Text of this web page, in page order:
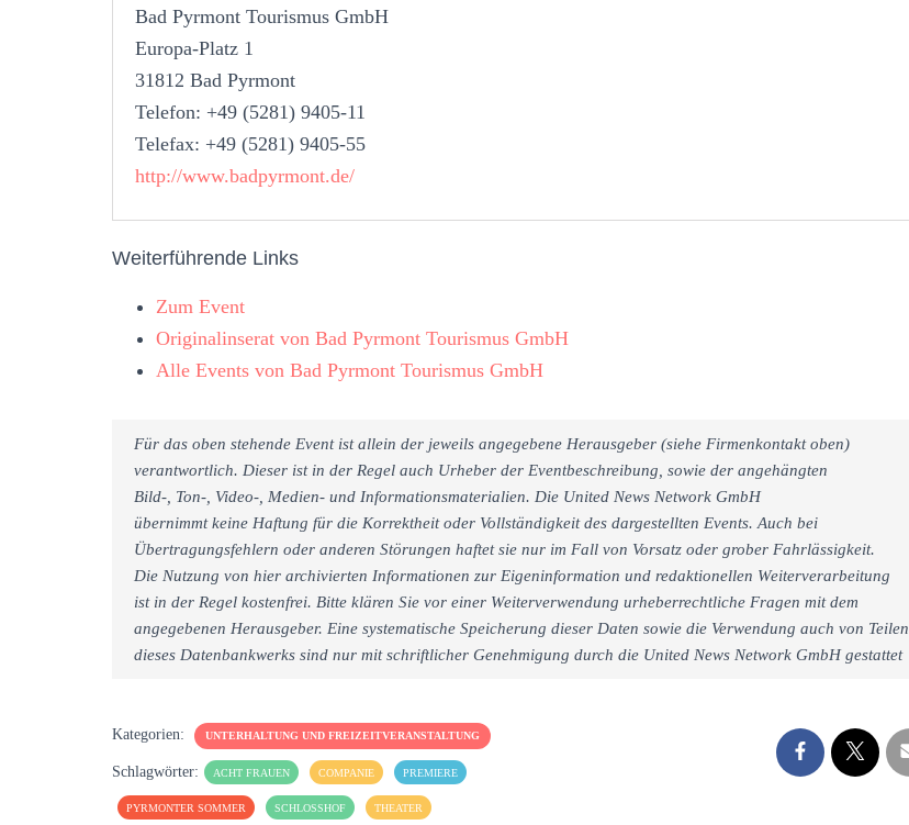
Bad Pyrmont Tourismus GmbH
Europa-Platz 1
31812 Bad Pyrmont
Telefon: +49 (5281) 9405-11
Telefax: +49 (5281) 9405-55
http://www.badpyrmont.de/
Weiterführende Links
Zum Event
Originalinserat von Bad Pyrmont Tourismus GmbH
Alle Events von Bad Pyrmont Tourismus GmbH
Für das oben stehende Event ist allein der jeweils angegebene Herausgeber (siehe Firmenkontakt oben)
verantwortlich. Dieser ist in der Regel auch Urheber der Eventbeschreibung, sowie der angehängten
Bild-, Ton-, Video-, Medien- und Informationsmaterialien. Die United News Network GmbH
übernimmt keine Haftung für die Korrektheit oder Vollständigkeit des dargestellten Events. Auch bei
Übertragungsfehlern oder anderen Störungen haftet sie nur im Fall von Vorsatz oder grober Fahrlässigkeit.
Die Nutzung von hier archivierten Informationen zur Eigeninformation und redaktionellen Weiterverarbeitung
ist in der Regel kostenfrei. Bitte klären Sie vor einer Weiterverwendung urheberrechtliche Fragen mit dem
angegebenen Herausgeber. Eine systematische Speicherung dieser Daten sowie die Verwendung auch von Teilen
dieses Datenbankwerks sind nur mit schriftlicher Genehmigung durch die United News Network GmbH gestattet
Kategorien: UNTERHALTUNG UND FREIZEITVERANSTALTUNG
Schlagwörter: ACHT FRAUEN COMPANIE PREMIERE
PYRMONTER SOMMER SCHLOSSHOF THEATER